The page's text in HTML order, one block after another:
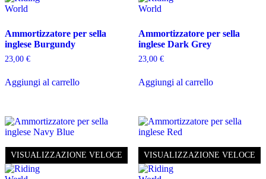
Ammortizzatore per sella
inglese Burgundy
23,00 €
Aggiungi al carrello
Ammortizzatore per sella
inglese Dark Grey
23,00 €
Aggiungi al carrello
VISUALIZZAZIONE VELOCE VISUALIZZAZIONE VELOCE